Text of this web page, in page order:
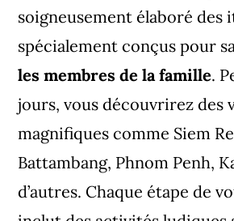
soigneusement élaboré des
spécialement conçus pour
les membres de la famille.
jours, vous découvrirez des
magnifiques comme Siem
Battambang, Phnom Penh,
d’autres. Chaque étape de